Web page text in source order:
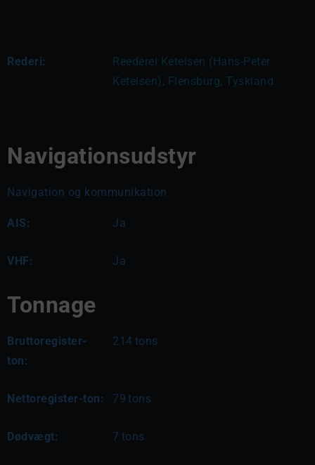
Rederi:
Reederei Ketelsen (Hans-Peter
Ketelsen), Flensburg, Tyskland
Navigationsudstyr
Navigation og kommunikation
AIS: Ja
VHF: Ja
Tonnage
Bruttoregister-
ton:
214 tons
Nettoregister-ton: 79 tons
Dødvægt: 7 tons